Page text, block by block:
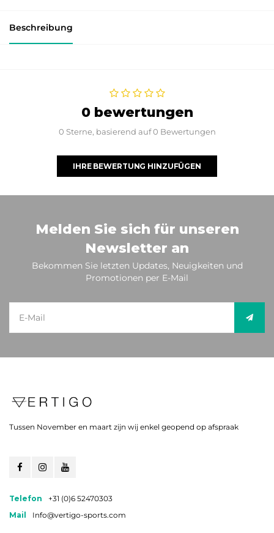
Beschreibung
0 bewertungen
0 Sterne, basierend auf 0 Bewertungen
IHRE BEWERTUNG HINZUFÜGEN
Melden Sie sich für unseren
Newsletter an
Bekommen Sie letzten Updates, Neuigkeiten und
Promotionen per E-Mail
Tussen November en maart zijn wij enkel geopend op afspraak
Telefon
+31 (0)6 52470303
Mail
Info@vertigo-sports.com